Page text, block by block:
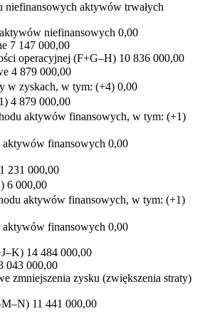
niefinansowych aktywów trwałych
niefinansowych 0,00
7 147 000,00
operacyjnej (F+G–H) 10 836 000,00
4 879 000,00
w zyskach, w tym: (+4) 0,00
4 879 000,00
aktywów finansowych, w tym: (+1)
finansowych 0,00
1 231 000,00
6 000,00
aktywów finansowych, w tym: (+1)
finansowych 0,00
14 484 000,00
043 000,00
zmniejszenia zysku (zwiększenia straty)
11 441 000,00